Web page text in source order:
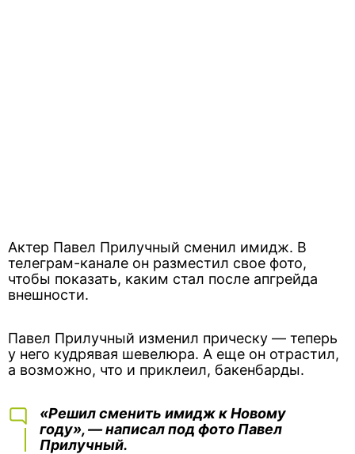
Актер Павел Прилучный сменил имидж. В
телеграм-канале он разместил свое фото,
чтобы показать, каким стал после апгрейда
внешности.
Павел Прилучный изменил прическу — теперь
у него кудрявая шевелюра. А еще он отрастил,
а возможно, что и приклеил, бакенбарды.
«Решил сменить имидж к Новому
году», — написал под фото Павел
Прилучный.